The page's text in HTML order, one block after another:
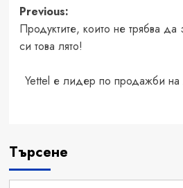
Post
navigation
Previous:
Продуктите, които не трябва
си това лято!
Yettel е лидер по продажби на
Търсене